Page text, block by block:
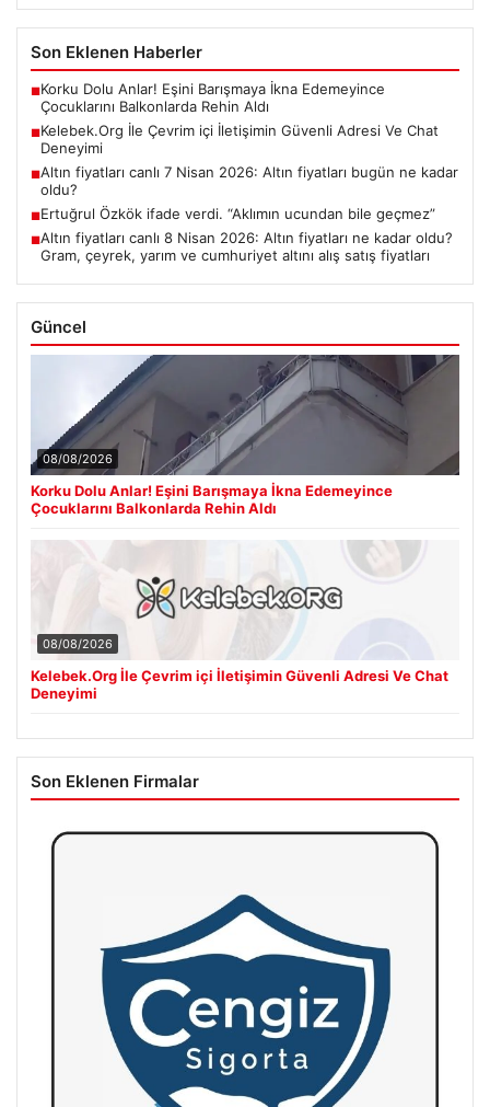
Son Eklenen Haberler
■Korku Dolu Anlar! Eşini Barışmaya İkna Edemeyince
Çocuklarını Balkonlarda Rehin Aldı
■Kelebek.Org İle Çevrim içi İletişimin Güvenli Adresi Ve Chat
Deneyimi
■Altın fiyatları canlı 7 Nisan 2026: Altın fiyatları bugün ne kadar
oldu?
■Ertuğrul Özkök ifade verdi. “Aklımın ucundan bile geçmez”
■Altın fiyatları canlı 8 Nisan 2026: Altın fiyatları ne kadar oldu?
Gram, çeyrek, yarım ve cumhuriyet altını alış satış fiyatları
Güncel
08/08/2026
Korku Dolu Anlar! Eşini Barışmaya İkna Edemeyince
Çocuklarını Balkonlarda Rehin Aldı
08/08/2026
Kelebek.Org İle Çevrim içi İletişimin Güvenli Adresi Ve Chat
Deneyimi
Son Eklenen Firmalar